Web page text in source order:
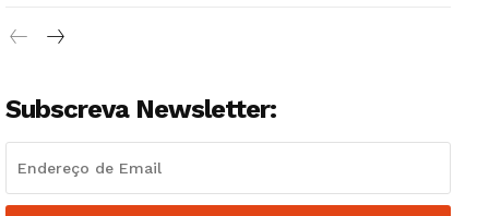
Subscreva Newsletter: